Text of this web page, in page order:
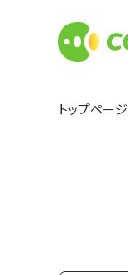
トップページ